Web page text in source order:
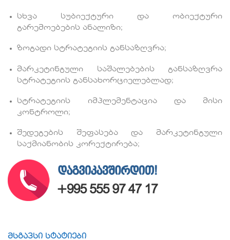
სხვა სუბიექტური და ობიექტური
გარემოებების ანალიზი;
ზოგადი სტრატეგიის განსაზღვრა;
მარკეტინგული საშალებების განსაზღვრა
სტრატეგიის განსახორციელებლად;
სტრატეგიის იმპლემენტაცია და მისი
კონტროლი;
შედეგების შეფასება და მარკეტინგული
საქმიანობის კორექტირება;
მსგავსი სტატიები